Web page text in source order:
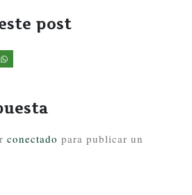
post
conectado para publicar un